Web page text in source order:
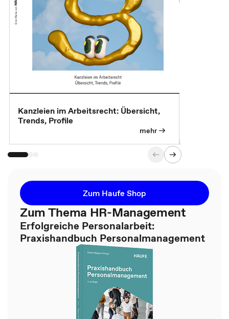
Kanzleien im Arbeitsrecht: Übersicht,
Trends, Profile
mehr
Zum Haufe Shop
Zum Thema HR-Management
Erfolgreiche Personalarbeit:
Praxishandbuch Personalmanagement